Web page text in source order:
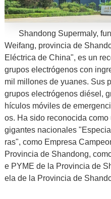
Shandong Supermaly,
Weifang, provincia de
Eléctrica de China", es un
grupos electrógenos con
mil millones de yuanes. Sus
grupos electrógenos diésel,
hículos móviles de
os. Ha sido reconocida
gigantes nacionales
ras", como Empresa
Provincia de Shandong,
e PYME de la Provincia de
ela de la Provincia de